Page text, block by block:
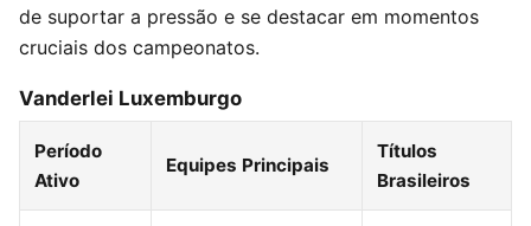
de suportar a pressão e se destacar em momentos
cruciais dos campeonatos.
Vanderlei Luxemburgo
Período
Ativo
Equipes Principais
Títulos
Brasileiros